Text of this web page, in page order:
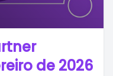
de 2026